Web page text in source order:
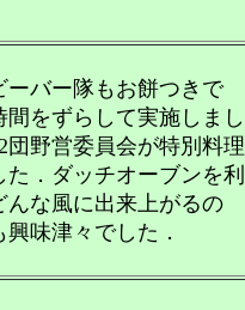
ーバー隊もお餅つきで
をずらして実施しまし
団野営委員会が特別料理
．ダッチオーブンを利
んな風に出来上がるの
味津々でした．